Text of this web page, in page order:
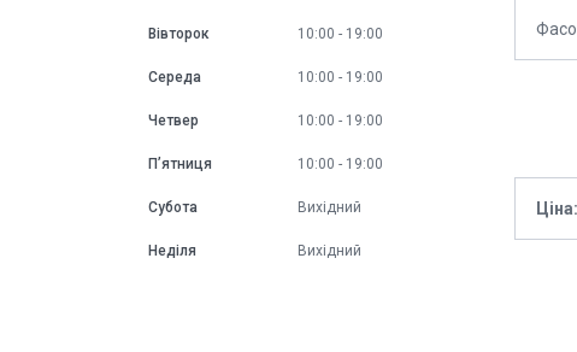
Ціна:
Вівторок 10:00 19:00
Середа 10:00 19:00
Четвер 10:00 19:00
Пʼятниця 10:00 19:00
Субота Вихідний
Неділя Вихідний